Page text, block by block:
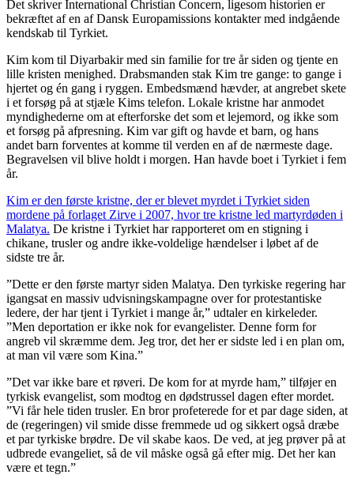
Det skriver International Christian Concern, ligesom historien er
bekræftet af en af Dansk Europamissions kontakter med indgående
kendskab til Tyrkiet.
Kim kom til Diyarbakir med sin familie for tre år siden og tjente en
lille kristen menighed. Drabsmanden stak Kim tre gange: to gange i
hjertet og én gang i ryggen. Embedsmænd hævder, at angrebet skete
i et forsøg på at stjæle Kims telefon. Lokale kristne har anmodet
myndighederne om at efterforske det som et lejemord, og ikke som
et forsøg på afpresning. Kim var gift og havde et barn, og hans
andet barn forventes at komme til verden en af de nærmeste dage.
Begravelsen vil blive holdt i morgen. Han havde boet i Tyrkiet i fem
år.
Kim er den første kristne, der er blevet myrdet i Tyrkiet siden
mordene på forlaget Zirve i 2007, hvor tre kristne led martyrdøden i
Malatya. De kristne i Tyrkiet har rapporteret om en stigning i
chikane, trusler og andre ikke-voldelige hændelser i løbet af de
sidste tre år.
”Dette er den første martyr siden Malatya. Den tyrkiske regering har
igangsat en massiv udvisningskampagne over for protestantiske
ledere, der har tjent i Tyrkiet i mange år,” udtaler en kirkeleder.
”Men deportation er ikke nok for evangelister. Denne form for
angreb vil skræmme dem. Jeg tror, det her er sidste led i en plan om,
at man vil være som Kina.”
”Det var ikke bare et røveri. De kom for at myrde ham,” tilføjer en
tyrkisk evangelist, som modtog en dødstrussel dagen efter mordet.
”Vi får hele tiden trusler. En bror profeterede for et par dage siden, at
de (regeringen) vil smide disse fremmede ud og sikkert også dræbe
et par tyrkiske brødre. De vil skabe kaos. De ved, at jeg prøver på at
udbrede evangeliet, så de vil måske også gå efter mig. Det her kan
være et tegn.”